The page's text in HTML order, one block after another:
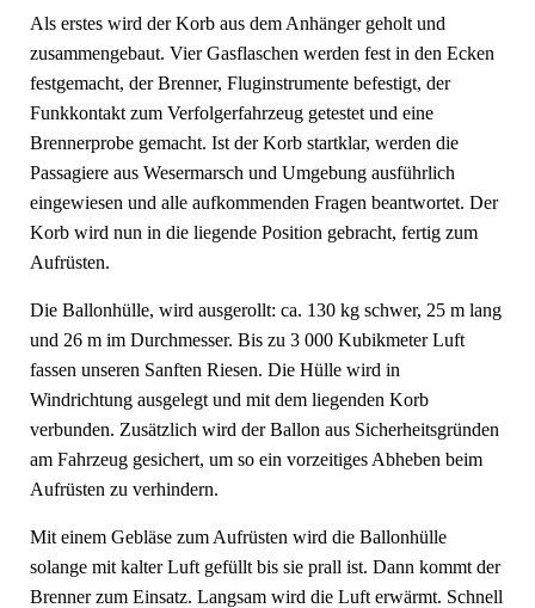
Als erstes wird der Korb aus dem Anhänger geholt und
zusammengebaut. Vier Gasflaschen werden fest in den Ecken
festgemacht, der Brenner, Fluginstrumente befestigt, der
Funkkontakt zum Verfolgerfahrzeug getestet und eine
Brennerprobe gemacht. Ist der Korb startklar, werden die
Passagiere aus Wesermarsch und Umgebung ausführlich
eingewiesen und alle aufkommenden Fragen beantwortet. Der
Korb wird nun in die liegende Position gebracht, fertig zum
Aufrüsten.
Die Ballonhülle, wird ausgerollt: ca. 130 kg schwer, 25 m lang
und 26 m im Durchmesser. Bis zu 3 000 Kubikmeter Luft
fassen unseren Sanften Riesen. Die Hülle wird in
Windrichtung ausgelegt und mit dem liegenden Korb
verbunden. Zusätzlich wird der Ballon aus Sicherheitsgründen
am Fahrzeug gesichert, um so ein vorzeitiges Abheben beim
Aufrüsten zu verhindern.
Mit einem Gebläse zum Aufrüsten wird die Ballonhülle
solange mit kalter Luft gefüllt bis sie prall ist. Dann kommt der
Brenner zum Einsatz. Langsam wird die Luft erwärmt. Schnell